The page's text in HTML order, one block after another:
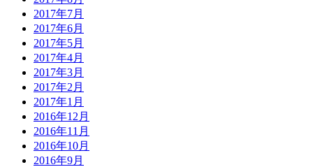
2017年7月
2017年6月
2017年5月
2017年4月
2017年3月
2017年2月
2017年1月
2016年12月
2016年11月
2016年10月
2016年9月